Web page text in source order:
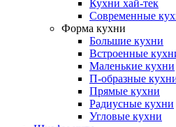
Кухни хай-тек
Современные
Форма кухни
Большие кухни
Встроенные
Маленькие кухни
П-образные
Прямые кухни
Радиусные кухни
Угловые кухни